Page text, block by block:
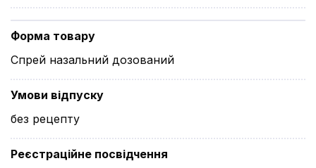
Форма товару
Спрей назальний дозований
Умови відпуску
без рецепту
Реєстраційне посвідчення